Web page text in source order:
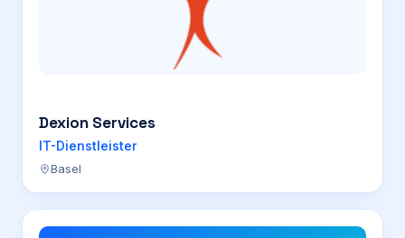
Dexion Services
IT-Dienstleister
Basel